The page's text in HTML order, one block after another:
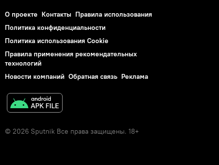
О проекте Контакты Правила использования
Политика конфиденциальности
Политика использования Cookie
Правила применения рекомендательных
технологий
Новости компаний Обратная связь Реклама
© 2026 Sputnik Все права защищены. 18+